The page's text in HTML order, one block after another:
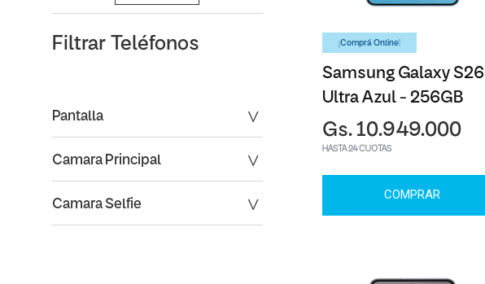
Filtrar Teléfonos
Pantalla
Camara Principal
Camara Selfie
¡Comprá Online!
Samsung Galaxy S26
Ultra Azul - 256GB
Gs. 10.949.000
HASTA 24 CUOTAS
COMPRAR